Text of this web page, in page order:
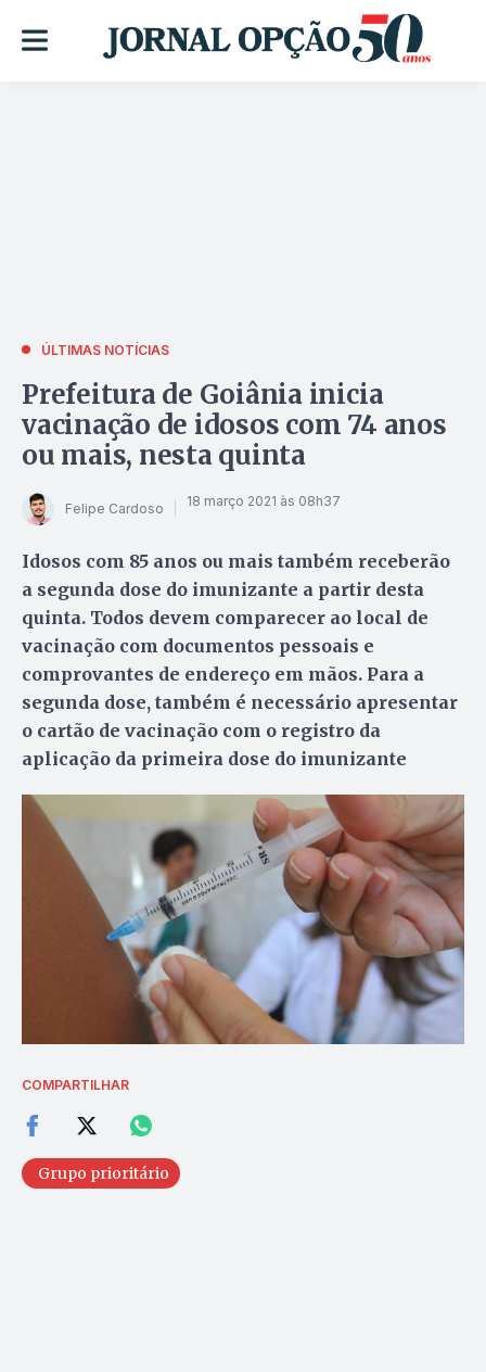
ÚLTIMAS NOTÍCIAS
Prefeitura de Goiânia inicia
vacinação de idosos com 74 anos
ou mais, nesta quinta
Felipe Cardoso 18 março 2021 às 08h37
Idosos com 85 anos ou mais também receberão
a segunda dose do imunizante a partir desta
quinta. Todos devem comparecer ao local de
vacinação com documentos pessoais e
comprovantes de endereço em mãos. Para a
segunda dose, também é necessário apresentar
o cartão de vacinação com o registro da
aplicação da primeira dose do imunizante
COMPARTILHAR
Grupo prioritário